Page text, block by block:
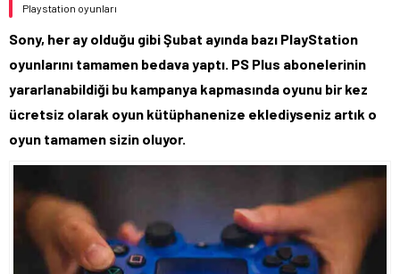
Playstation oyunları
Sony, her ay olduğu gibi Şubat ayında bazı PlayStation
oyunlarını tamamen bedava yaptı. PS Plus abonelerinin
yararlanabildiği bu kampanya kapmasında oyunu bir kez
ücretsiz olarak oyun kütüphanenize eklediyseniz artık o
oyun tamamen sizin oluyor.